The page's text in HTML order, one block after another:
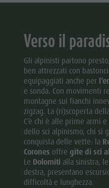
Verso il
Gli alpinisti partono
ben attrezzati con
equipaggiati anche per
e sonda. Con movimenti
montagne sui fianchi
zigzag. La (ri)scoperta
C’è chi è alle prime armi
dello sci alpinismo, chi si
conquista delle vette: la
Corones offre gite di sci
Le Dolomiti alla sinistra,
destra, presentano
difficoltà e lunghezza.